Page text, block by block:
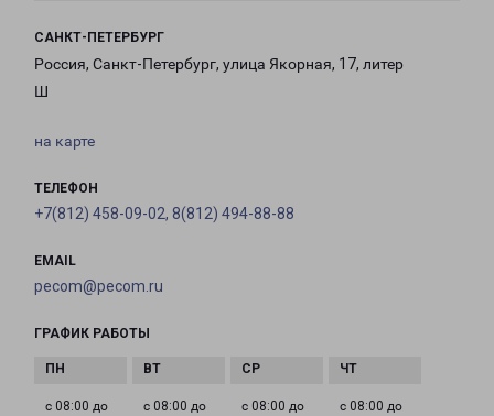
САНКТ-ПЕТЕРБУРГ
Россия, Санкт-Петербург, улица Якорная, 17, литер
Ш
на карте
ТЕЛЕФОН
+7(812) 458-09-02, 8(812) 494-88-88
EMAIL
pecom@pecom.ru
ГРАФИК РАБОТЫ
с 08:00 до
с 08:00 до
с 08:00 до
с 08:00 до